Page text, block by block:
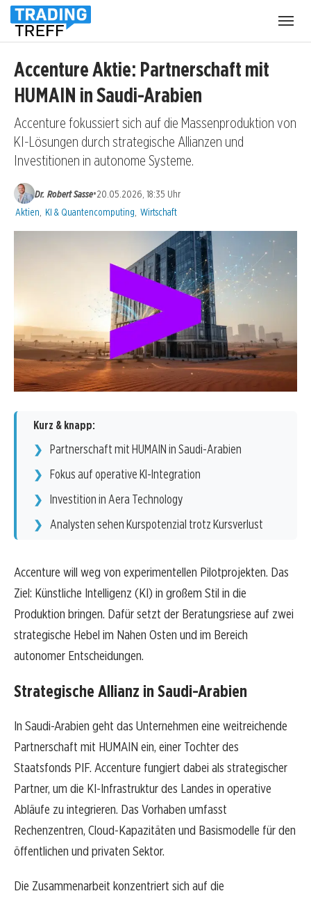
Accenture Aktie: Partnerschaft mit
HUMAIN in Saudi-Arabien
Accenture fokussiert sich auf die Massenproduktion von
KI-Lösungen durch strategische Allianzen und
Investitionen in autonome Systeme.
Dr. Robert Sasse•20.05.2026, 18:35 Uhr
Kategorien:
Aktien KI & Quantencomputing Wirtschaft
Kurz & knapp:
Partnerschaft mit HUMAIN in Saudi-Arabien
Fokus auf operative KI-Integration
Investition in Aera Technology
Analysten sehen Kurspotenzial trotz Kursverlust
Accenture will weg von experimentellen Pilotprojekten. Das
Ziel: Künstliche Intelligenz (KI) in großem Stil in die
Produktion bringen. Dafür setzt der Beratungsriese auf zwei
strategische Hebel im Nahen Osten und im Bereich
autonomer Entscheidungen.
Strategische Allianz in Saudi-Arabien
In Saudi-Arabien geht das Unternehmen eine weitreichende
Partnerschaft mit HUMAIN ein, einer Tochter des
Staatsfonds PIF. Accenture fungiert dabei als strategischer
Partner, um die KI-Infrastruktur des Landes in operative
Abläufe zu integrieren. Das Vorhaben umfasst
Rechenzentren, Cloud-Kapazitäten und Basismodelle für den
öffentlichen und privaten Sektor.
Die Zusammenarbeit konzentriert sich auf die